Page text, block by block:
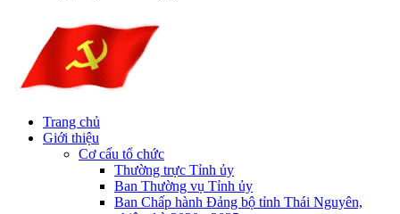
Trang chủ
Giới thiệu
Cơ cấu tổ chức
Thường trực Tỉnh ủy
Ban Thường vụ Tỉnh ủy
Ban Chấp hành Đảng bộ tỉnh Thái Nguyên,